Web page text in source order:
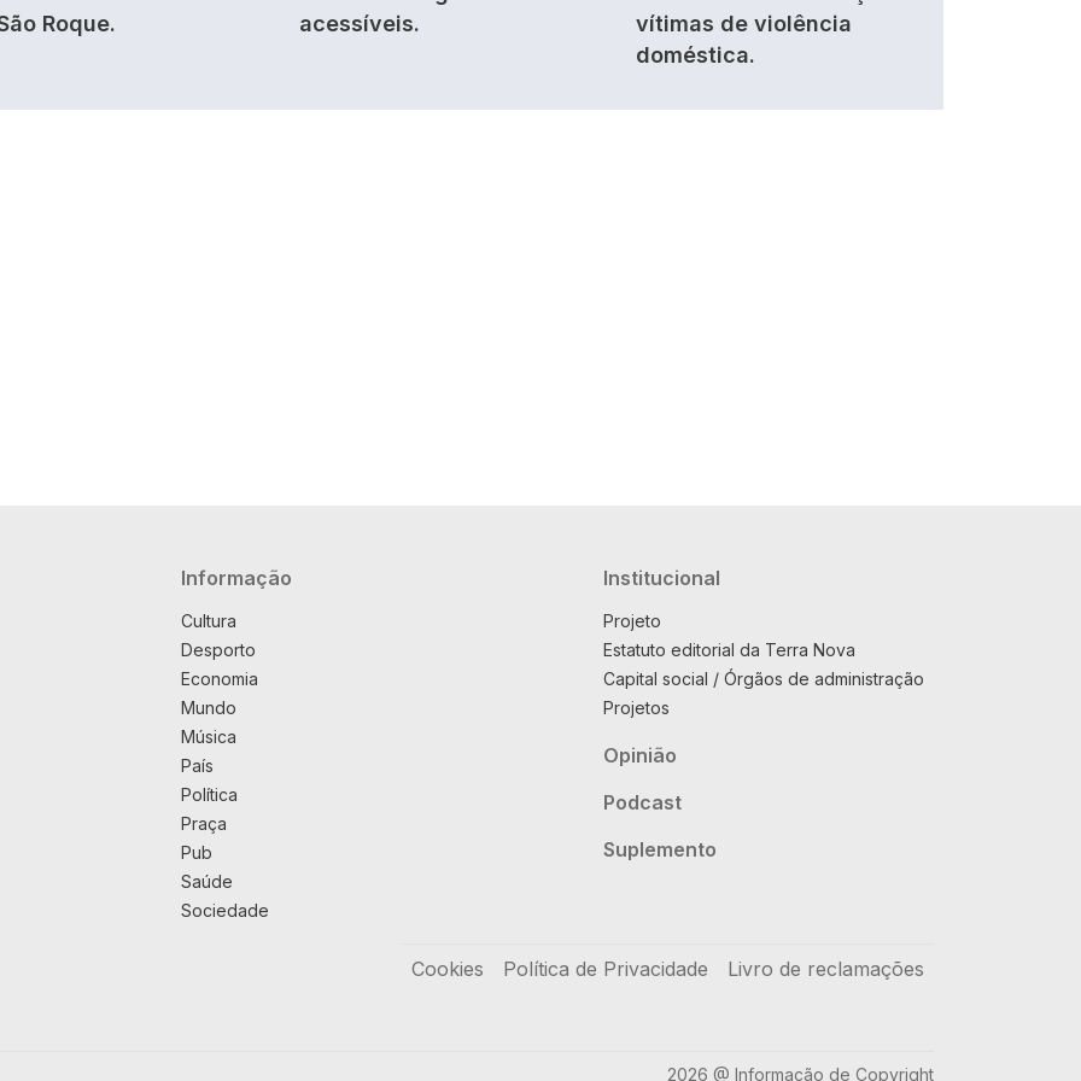
Roque.
acessíveis.
vítimas de violência
doméstica.
Navegação principal
Informação
Cultura
Desporto
Economia
Mundo
Música
País
Política
Praça
Pub
Saúde
Sociedade
Institucional
Projeto
Estatuto editorial da Terra Nova
Capital social / Órgãos de administração
Projetos
Opinião
Podcast
Suplemento
Cookies Política de Privacidade Livro de reclamações
2026 @ Informação de Copyright